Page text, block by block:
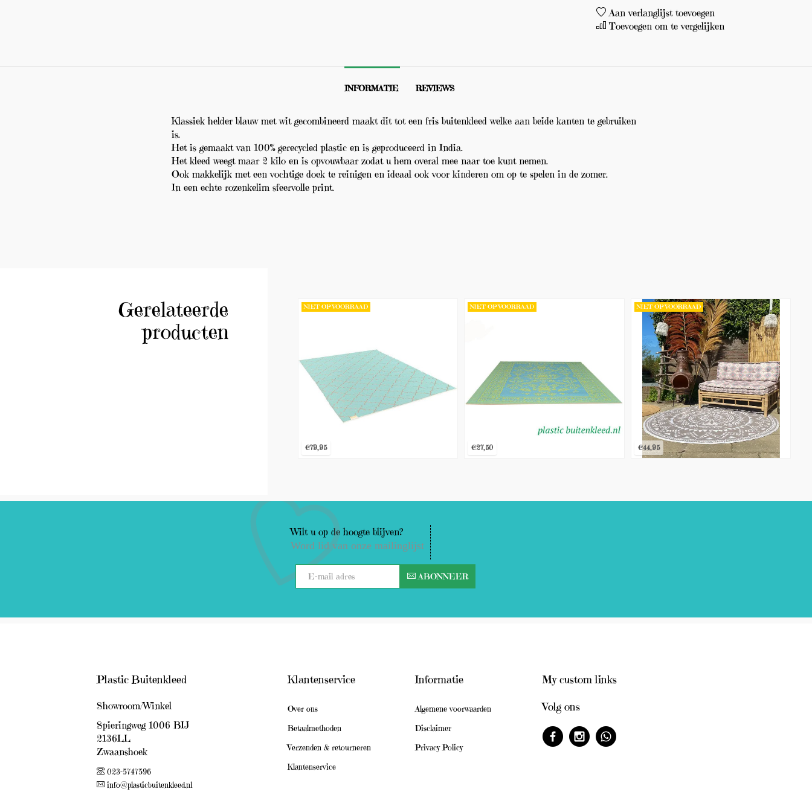
Aan verlanglijst toevoegen
Toevoegen om te vergelijken
INFORMATIE REVIEWS
Klassiek helder blauw met wit gecombineerd maakt dit tot een fris buitenkleed welke aan beide kanten te gebruiken
is.
Het is gemaakt van 100% gerecycled plastic en is geproduceerd in India.
Het kleed weegt maar 2 kilo en is opvouwbaar zodat u hem overal mee naar toe kunt nemen.
Ook makkelijk met een vochtige doek te reinigen en ideaal ook voor kinderen om op te spelen in de zomer.
In een echte rozenkelim sfeervolle print.
Gerelateerde
producten
NIET OP VOORRAAD
€79,95
€79,95
NIET OP VOORRAAD
€27,50
€27,50
NIET OP VOORRAAD
€44,95
€44,95
BEKIJK PRODUCT
Wilt u op de hoogte blijven?
Word lid van onze mailinglijst
ABONNEER
Plastic Buitenkleed
Showroom/Winkel
Spieringweg 1006 BIJ
2136LL
Zwaanshoek
023-5747596
info@plasticbuitenkleed.nl
Klantenservice
Over ons
Betaalmethoden
Verzenden & retourneren
Klantenservice
Informatie
Algemene voorwaarden
Disclaimer
Privacy Policy
My custom links
Volg ons